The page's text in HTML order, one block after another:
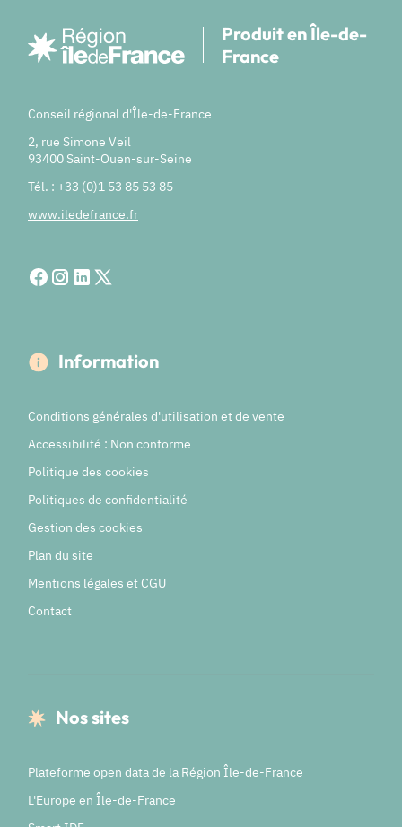
Produit en Île-de-
France
Conseil régional d'Île-de-France
2, rue Simone Veil
93400 Saint-Ouen-sur-Seine
Tél. : +33 (0)1 53 85 53 85
www.iledefrance.fr
Information
Conditions générales d'utilisation et de vente
Accessibilité : Non conforme
Politique des cookies
Politiques de confidentialité
Gestion des cookies
Plan du site
Mentions légales et CGU
Contact
Nos sites
Plateforme open data de la Région Île-de-France
L'Europe en Île-de-France